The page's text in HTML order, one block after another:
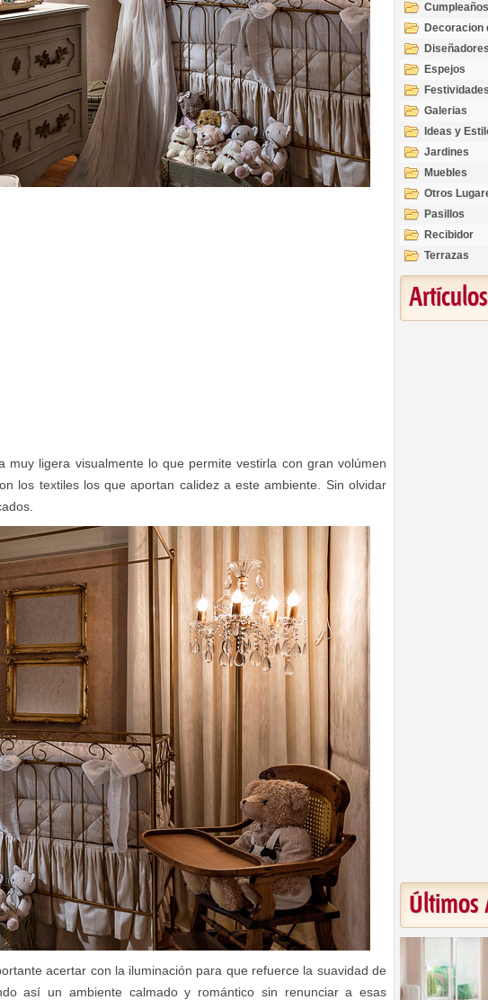
muy ligera visualmente lo que permite vestirla con gran volúmen
los textiles los que aportan calidez a este ambiente. Sin olvidar
acertar con la iluminación para que refuerce la suavidad de
así un ambiente calmado y romántico sin renunciar a esas
Cumpleaños
Decoracion
Interiores
Diseñadores
Espejos
Festividades
Galerias
Ideas y
Jardines
Muebles
Otros
Pasillos
Recibidor
Terrazas
Últimos